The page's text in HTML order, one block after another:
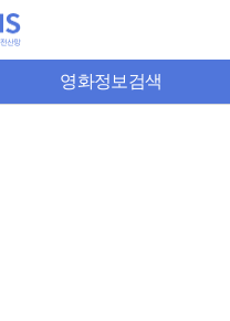
영화정보검색